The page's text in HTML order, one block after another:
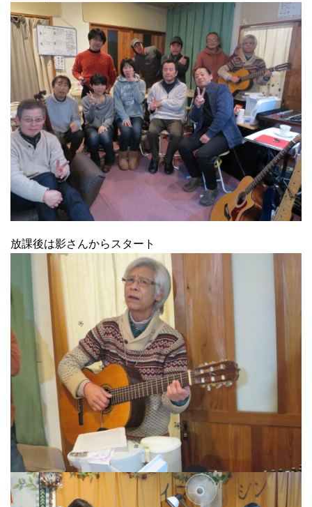
放課後は影さんからスタート